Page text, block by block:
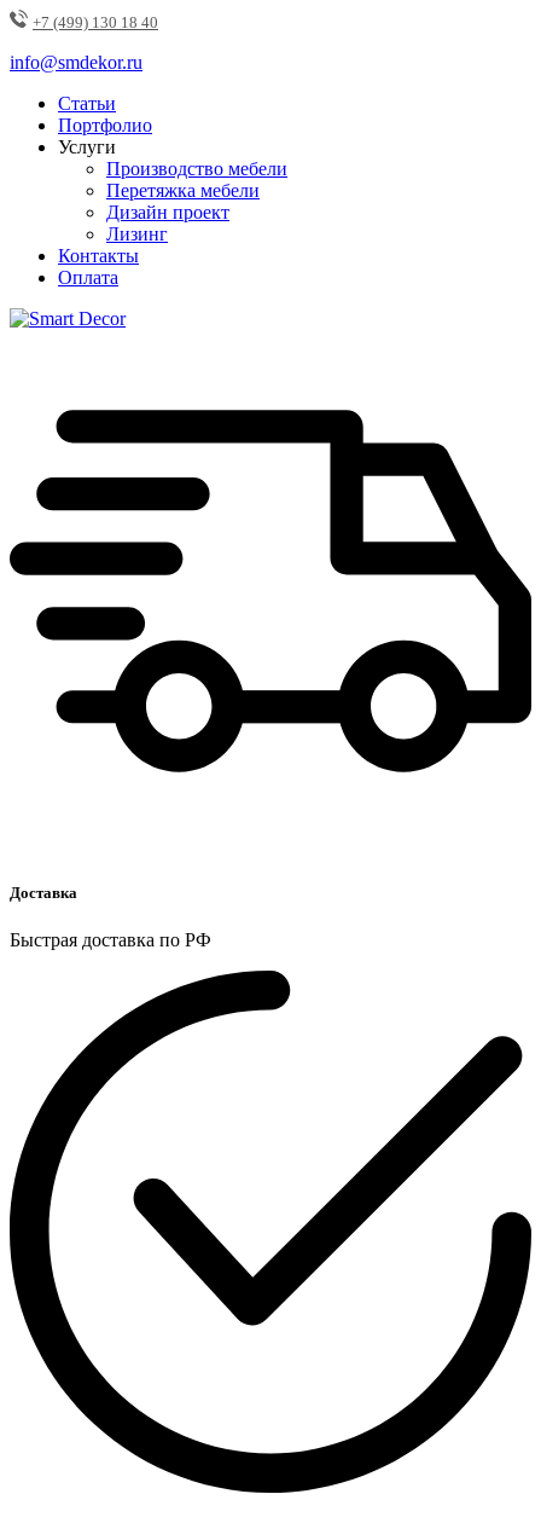
+7 (499) 130 18 40
info@smdekor.ru
Статьи
Портфолио
Услуги
Производство мебели
Перетяжка мебели
Дизайн проект
Лизинг
Контакты
Оплата
Доставка
Быстрая доставка по РФ